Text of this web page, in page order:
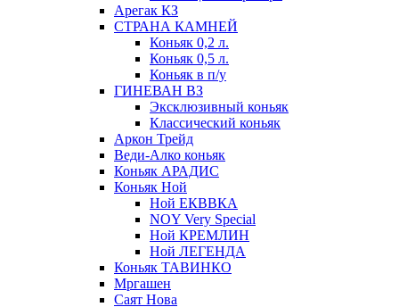
Арегак КЗ
СТРАНА КАМНЕЙ
Коньяк 0,2 л.
Коньяк 0,5 л.
Коньяк в п/у
ГИНЕВАН ВЗ
Эксклюзивный коньяк
Классический коньяк
Аркон Трейд
Веди-Алко коньяк
Коньяк АРАДИС
Коньяк Ной
Ной ЕКВВКА
NOY Very Special
Ной КРЕМЛИН
Ной ЛЕГЕНДА
Коньяк ТАВИНКО
Мргашен
Саят Нова